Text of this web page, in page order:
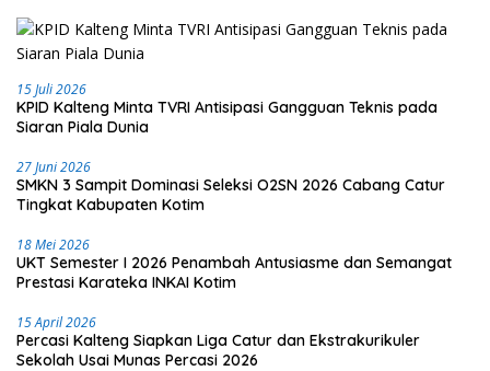
15 Juli 2026
KPID Kalteng Minta TVRI Antisipasi Gangguan Teknis pada
Siaran Piala Dunia
27 Juni 2026
SMKN 3 Sampit Dominasi Seleksi O2SN 2026 Cabang Catur
Tingkat Kabupaten Kotim
18 Mei 2026
UKT Semester I 2026 Penambah Antusiasme dan Semangat
Prestasi Karateka INKAI Kotim
15 April 2026
Percasi Kalteng Siapkan Liga Catur dan Ekstrakurikuler
Sekolah Usai Munas Percasi 2026